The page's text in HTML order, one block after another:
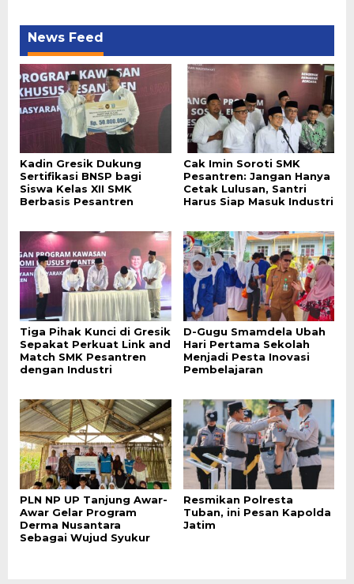
News Feed
Kadin Gresik Dukung
Sertifikasi BNSP bagi
Siswa Kelas XII SMK
Berbasis Pesantren
Cak Imin Soroti SMK
Pesantren: Jangan Hanya
Cetak Lulusan, Santri
Harus Siap Masuk Industri
Tiga Pihak Kunci di Gresik
Sepakat Perkuat Link and
Match SMK Pesantren
dengan Industri
D-Gugu Smamdela Ubah
Hari Pertama Sekolah
Menjadi Pesta Inovasi
Pembelajaran
PLN NP UP Tanjung Awar-
Awar Gelar Program
Derma Nusantara
Sebagai Wujud Syukur
Resmikan Polresta
Tuban, ini Pesan Kapolda
Jatim